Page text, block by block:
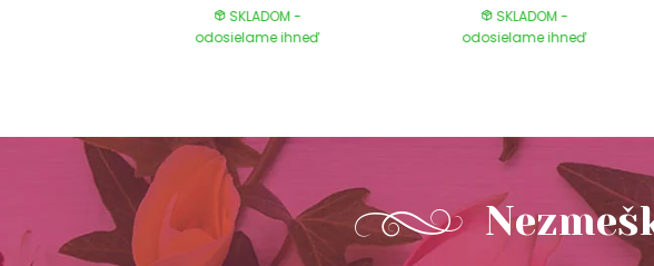
SKLADOM -
odosielame ihneď
SKLADOM -
odosielame ihneď